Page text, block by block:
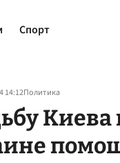
Спорт
14:12Политика
Киева